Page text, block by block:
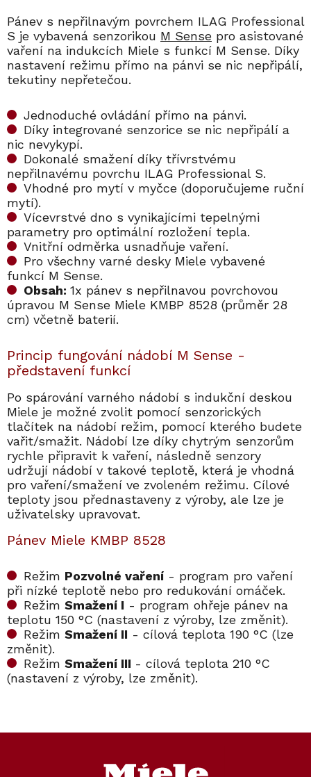
Pánev s nepřilnavým povrchem ILAG Professional
S je vybavená senzorikou M Sense pro asistované
vaření na indukcích Miele s funkcí M Sense. Díky
nastavení režimu přímo na pánvi se nic nepřipálí,
tekutiny nepřetečou.
Jednoduché ovládání přímo na pánvi.
Díky integrované senzorice se nic nepřipálí a
nic nevykypí.
Dokonalé smažení díky třívrstvému
nepřilnavému povrchu ILAG Professional S.
Vhodné pro mytí v myčce (doporučujeme ruční
mytí).
Vícevrstvé dno s vynikajícími tepelnými
parametry pro optimální rozložení tepla.
Vnitřní odměrka usnadňuje vaření.
Pro všechny varné desky Miele vybavené
funkcí M Sense.
Obsah: 1x pánev s nepřilnavou povrchovou
úpravou M Sense Miele KMBP 8528 (průměr 28
cm) včetně baterií.
Princip fungování nádobí M Sense -
představení funkcí
Po spárování varného nádobí s indukční deskou
Miele je možné zvolit pomocí senzorických
tlačítek na nádobí režim, pomocí kterého budete
vařit/smažit. Nádobí lze díky chytrým senzorům
rychle připravit k vaření, následně senzory
udržují nádobí v takové teplotě, která je vhodná
pro vaření/smažení ve zvoleném režimu. Cílové
teploty jsou přednastaveny z výroby, ale lze je
uživatelsky upravovat.
Pánev Miele KMBP 8528
Režim Pozvolné vaření - program pro vaření
při nízké teplotě nebo pro redukování omáček.
Režim Smažení I - program ohřeje pánev na
teplotu 150 °C (nastavení z výroby, lze změnit).
Režim Smažení II - cílová teplota 190 °C (lze
změnit).
Režim Smažení III - cílová teplota 210 °C
(nastavení z výroby, lze změnit).